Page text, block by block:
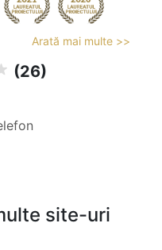
Arată mai multe >>
(26)
site-uri